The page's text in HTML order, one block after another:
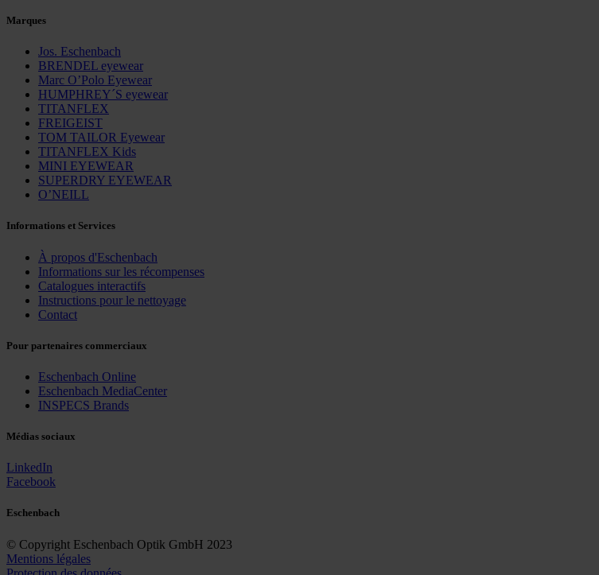
Marques
Jos. Eschenbach
BRENDEL eyewear
Marc O’Polo Eyewear
HUMPHREY´S eyewear
TITANFLEX
FREIGEIST
TOM TAILOR Eyewear
TITANFLEX Kids
MINI EYEWEAR
SUPERDRY EYEWEAR
O’NEILL
Informations et Services
À propos d'Eschenbach
Informations sur les récompenses
Catalogues interactifs
Instructions pour le nettoyage
Contact
Pour partenaires commerciaux
Eschenbach Online
Eschenbach MediaCenter
INSPECS Brands
Médias sociaux
LinkedIn
Facebook
Eschenbach
© Copyright Eschenbach Optik GmbH 2023
Mentions légales